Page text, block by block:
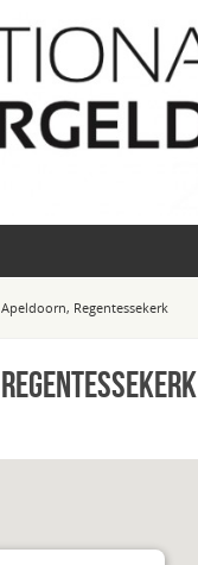
Apeldoorn, Regentessekerk